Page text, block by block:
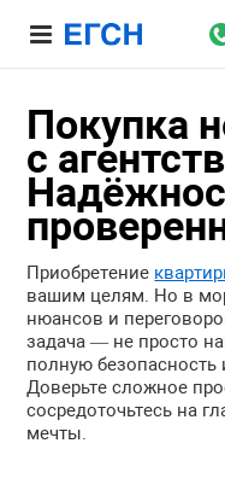
Покупка
с
Приобретение
вашим целям. Но в
нюансов и
задача — не просто
полную безопасность
Доверьте сложное
сосредоточьтесь на
мечты.